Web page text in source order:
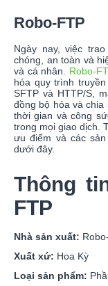
Robo-FTP
Ngày nay, việc
chóng, an toàn và
và cá nhân. Robo-
hóa quy trình
SFTP và HTTP/S,
đồng bộ hóa và chia
thời gian và công
trong mọi giao dịch.
ưu điểm và các
dưới đây.
Thông
FTP
Nhà sản xuất:
Xuất xứ: Hoa Kỳ
Loại sản phẩm: